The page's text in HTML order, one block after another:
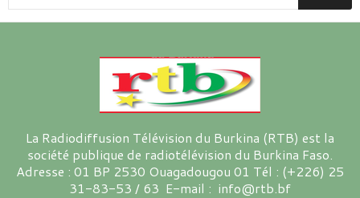
La Radiodiffusion Télévision du Burkina (RTB) est la
société publique de radiotélévision du Burkina Faso.
Adresse : 01 BP 2530 Ouagadougou 01 Tél : (+226) 25
31-83-53 / 63 E-mail : info@rtb.bf